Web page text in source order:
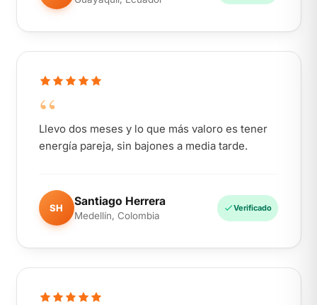
“
Llevo dos meses y lo que más valoro es tener
energía pareja, sin bajones a media tarde.
SH Santiago Herrera
Medellín, Colombia
Verificado